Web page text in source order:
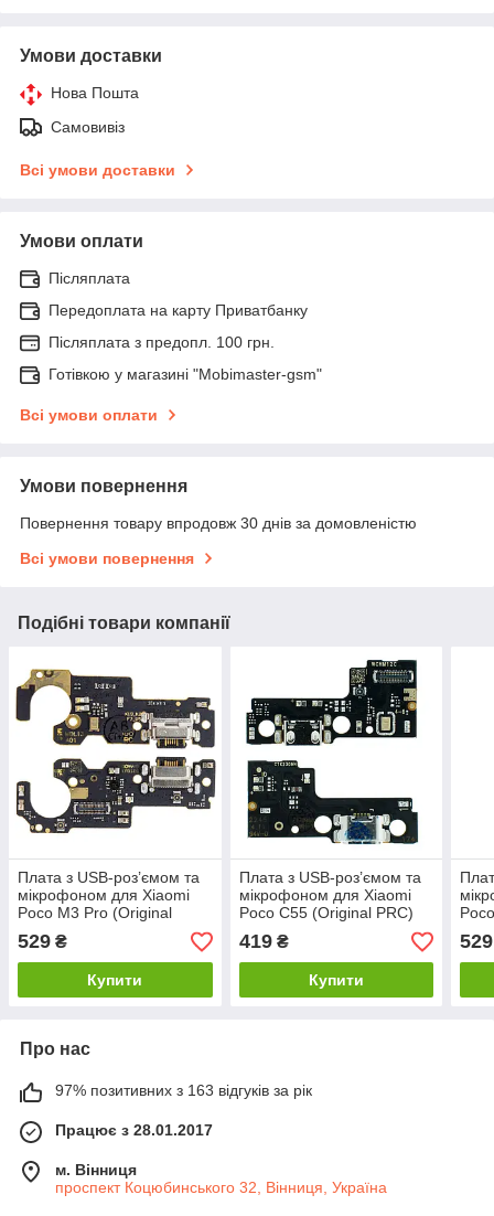
Умови доставки
Нова Пошта
Самовивіз
Всі умови доставки
Умови оплати
Післяплата
Передоплата на карту Приватбанку
Післяплата з предопл. 100 грн.
Готівкою у магазині "Mobimaster-gsm"
Всі умови оплати
Умови повернення
Повернення товару впродовж 30 днів за домовленістю
Всі умови повернення
Подібні товари компанії
Плата з USB-роз’ємом та
мікрофоном для Xiaomi
Poco M3 Pro (Original
Used)
529 ₴
Купити
Плата з USB-роз’ємом та
мікрофоном для Xiaomi
Poco C55 (Original PRC)
419₴
Купити
529
Про нас
97% позитивних з 163 відгуків за рік
Працює з 28.01.2017
м. Вінниця
проспект Коцюбинського 32, Вінниця, Україна